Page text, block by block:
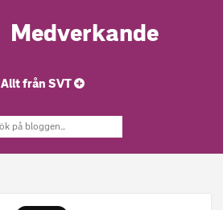
Medverkande
Allt från SVT